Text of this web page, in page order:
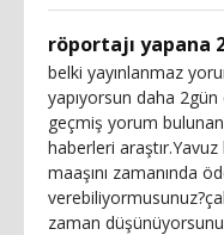
röportajı yapana
belki yayınlanmaz
yapıyorsun daha
geçmiş yorum
haberleri araştır.Yavuz
maaşını zamanında
zaman